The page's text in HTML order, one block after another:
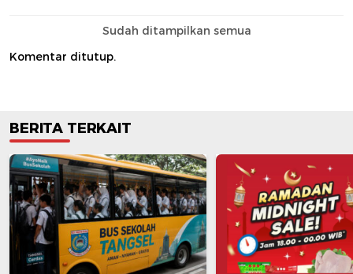
Sudah ditampilkan semua
Komentar ditutup.
BERITA TERKAIT